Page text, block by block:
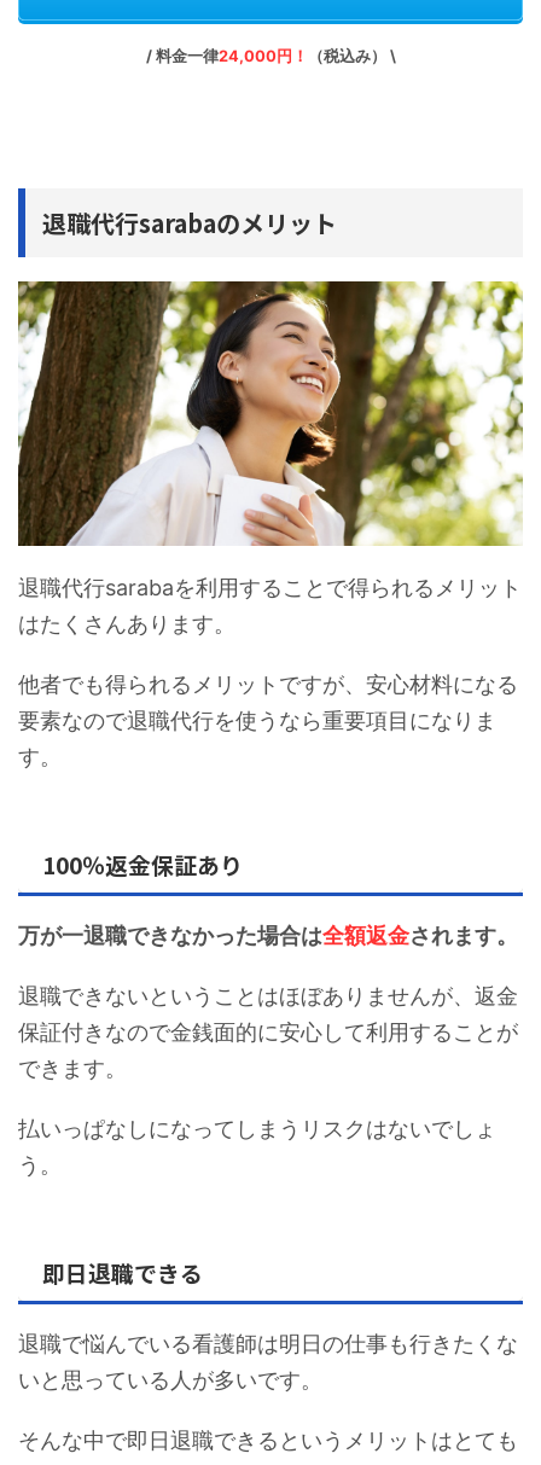
/ 料金一律24,000円！ （税込み） \
退職代行sarabaのメリット
退職代行sarabaを利用することで得られるメリット
はたくさんあります。
他者でも得られるメリットですが、安心材料になる
要素なので退職代行を使うなら重要項目になりま
す。
100％返金保証あり
万が一退職できなかった場合は全額返金されます。
退職できないということはほぼありませんが、返金
保証付きなので金銭面的に安心して利用することが
できます。
払いっぱなしになってしまうリスクはないでしょ
う。
即日退職できる
退職で悩んでいる看護師は明日の仕事も行きたくな
いと思っている人が多いです。
そんな中で即日退職できるというメリットはとても